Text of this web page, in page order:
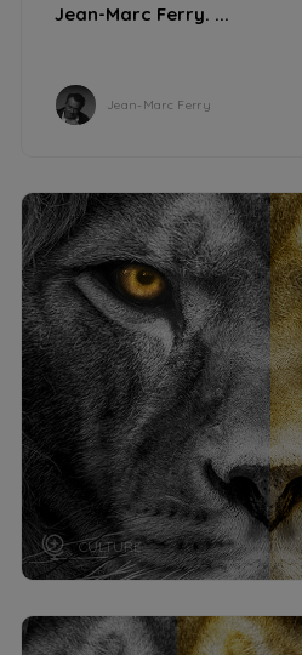
Jean-Marc Ferry. ...
Jean-Marc Ferry
CULTURE